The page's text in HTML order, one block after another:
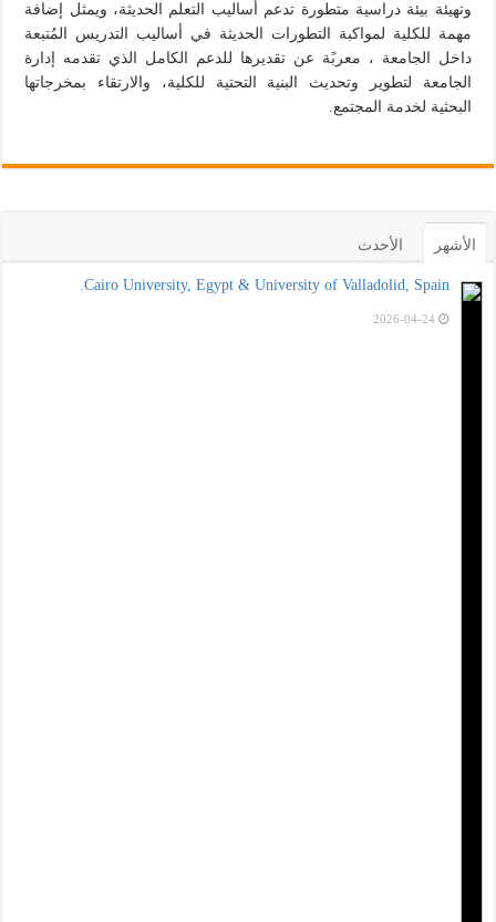
وتهيئة بيئة دراسية متطورة تدعم أساليب التعلم الحديثة، ويمثل إضافة
مهمة للكلية لمواكبة التطورات الحديثة في أساليب التدريس المُتبعة
داخل الجامعة ، معربًة عن تقديرها للدعم الكامل الذي تقدمه إدارة
الجامعة لتطوير وتحديث البنية التحتية للكلية، والارتقاء بمخرجاتها
البحثية لخدمة المجتمع.
الأشهر الأحدث
Cairo University, Egypt & University of Valladolid, Spain.
2026-04-24